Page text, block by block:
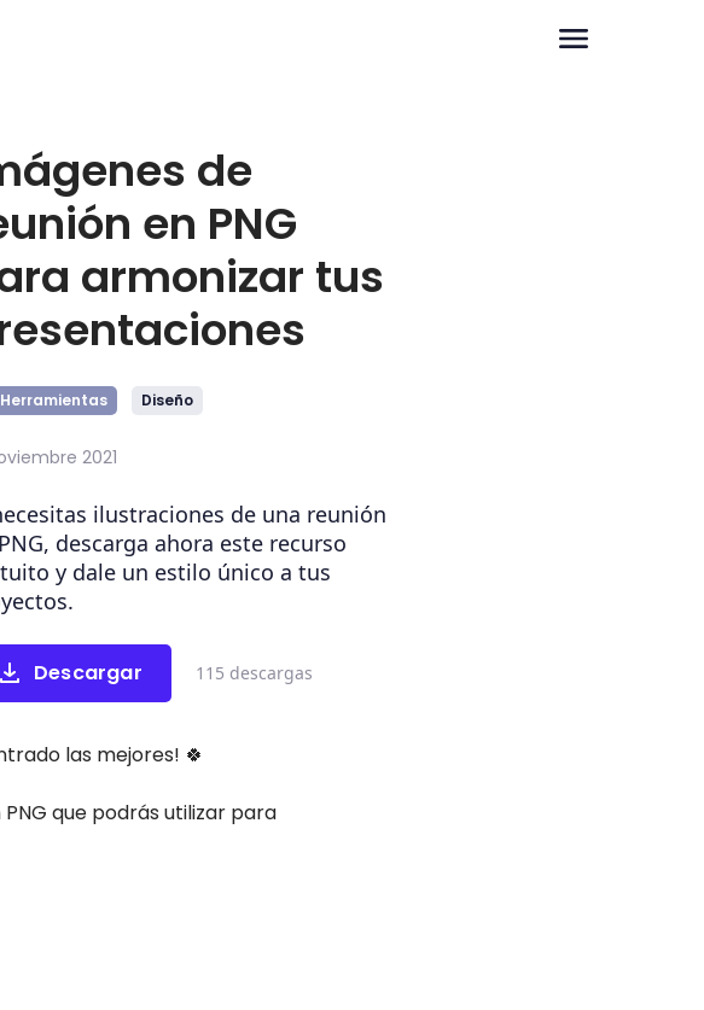
de
en PNG
armonizar tus
Herramientas Diseño
2021
ilustraciones de una reunión
descarga ahora este recurso
y dale un estilo único a tus
Descargar 115 descargas
las mejores! 🍀
que podrás utilizar para